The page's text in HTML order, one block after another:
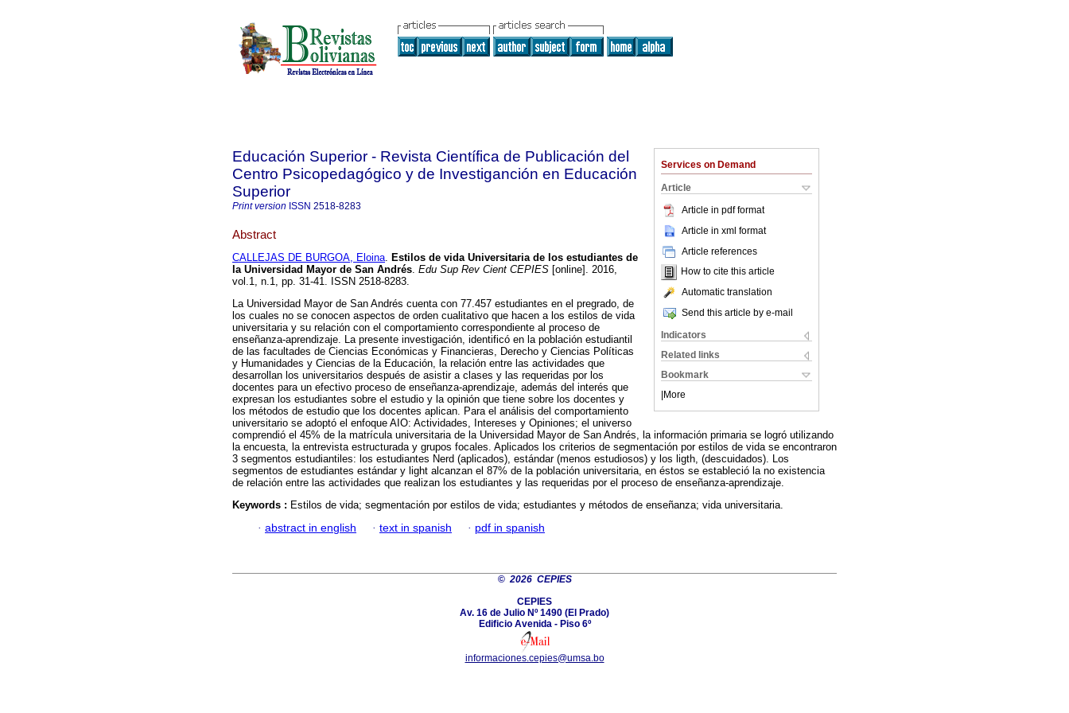
Services on Demand
Article
Article in pdf format
Article in xml format
Article references
How to cite this article
Automatic translation
Send this article by e-mail
Indicators
Related links
Bookmark
More
Educación Superior - Revista Científica de Publicación del
Centro Psicopedagógico y de Investiganción en Educación
Superior
Print version ISSN 2518-8283
Abstract
CALLEJAS DE BURGOA, Eloina. Estilos de vida Universitaria de los estudiantes de
la Universidad Mayor de San Andrés. Edu Sup Rev Cient CEPIES [online]. 2016,
vol.1, n.1, pp. 31-41. ISSN 2518-8283.
La Universidad Mayor de San Andrés cuenta con 77.457 estudiantes en el pregrado, de
los cuales no se conocen aspectos de orden cualitativo que hacen a los estilos de vida
universitaria y su relación con el comportamiento correspondiente al proceso de
enseñanza-aprendizaje. La presente investigación, identificó en la población estudiantil
de las facultades de Ciencias Económicas y Financieras, Derecho y Ciencias Políticas
y Humanidades y Ciencias de la Educación, la relación entre las actividades que
desarrollan los universitarios después de asistir a clases y las requeridas por los
docentes para un efectivo proceso de enseñanza-aprendizaje, además del interés que
expresan los estudiantes sobre el estudio y la opinión que tiene sobre los docentes y
los métodos de estudio que los docentes aplican. Para el análisis del comportamiento
universitario se adoptó el enfoque AIO: Actividades, Intereses y Opiniones; el universo
comprendió el 45% de la matrícula universitaria de la Universidad Mayor de San Andrés, la información primaria se logró utilizando
la encuesta, la entrevista estructurada y grupos focales. Aplicados los criterios de segmentación por estilos de vida se encontraron
3 segmentos estudiantiles: los estudiantes Nerd (aplicados), estándar (menos estudiosos) y los ligth, (descuidados). Los
segmentos de estudiantes estándar y light alcanzan el 87% de la población universitaria, en éstos se estableció la no existencia
de relación entre las actividades que realizan los estudiantes y las requeridas por el proceso de enseñanza-aprendizaje.
Keywords : Estilos de vida; segmentación por estilos de vida; estudiantes y métodos de enseñanza; vida universitaria.
· abstract in english · text in spanish · pdf in spanish
©2026 CEPIES
CEPIES
Av. 16 de Julio Nº 1490 (El Prado)
Edificio Avenida - Piso 6º
informaciones.cepies@umsa.bo